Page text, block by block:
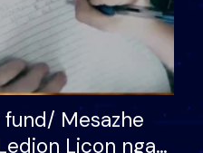
Mesazhe
Liçon nga